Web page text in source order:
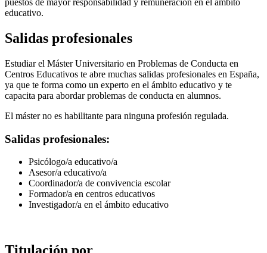
puestos de mayor responsabilidad y remuneración en el ámbito
educativo.
Salidas profesionales
Estudiar el Máster Universitario en Problemas de Conducta en
Centros Educativos te abre muchas salidas profesionales en España,
ya que te forma como un experto en el ámbito educativo y te
capacita para abordar problemas de conducta en alumnos.
El máster no es habilitante para ninguna profesión regulada.
Salidas profesionales:
Psicólogo/a educativo/a
Asesor/a educativo/a
Coordinador/a de convivencia escolar
Formador/a en centros educativos
Investigador/a en el ámbito educativo